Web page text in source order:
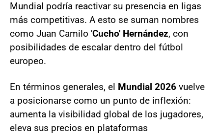
Mundial podría reactivar su presencia en ligas
más competitivas. A esto se suman nombres
como Juan Camilo 'Cucho' Hernández, con
posibilidades de escalar dentro del fútbol
europeo.
En términos generales, el Mundial 2026 vuelve
a posicionarse como un punto de inflexión:
aumenta la visibilidad global de los jugadores,
eleva sus precios en plataformas